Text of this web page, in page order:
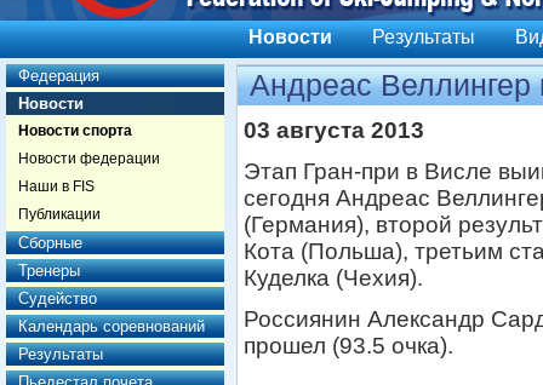
Новости Результаты
Федерация
Новости
Новости спорта
Новости федерации
Наши в FIS
Публикации
Сборные
Тренеры
Судейство
Календарь соревнований
Результаты
Андреас
03 августа 2013
Этап Гран-при в Висле
сегодня Андреас
(Германия), второй
Кота (Польша), третьим
Куделка (Чехия).
Россиянин Александр
прошел (93.5 очка).